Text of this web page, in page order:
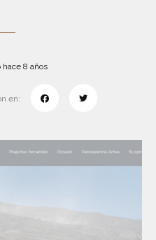
hace 8 años
en: